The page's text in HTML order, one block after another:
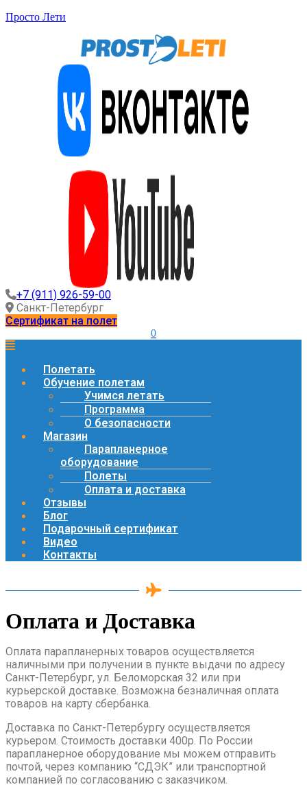
Просто Лети
+7 (911) 926-59-00
Санкт-Петербург
Сертификат на полет
0
Полетать
Обучение полетам
Учимся летать
Программа
О безопасности
Магазин
Парапланерное
оборудование
Полеты
Оплата и доставка
Отзывы
Блог
Подарочный сертификат
Видео
Контакты
Оплата и Доставка
Оплата парапланерных товаров осуществляется
наличными при получении в пункте выдачи по адресу
Санкт-Петербург, ул. Беломорская 32 или при
курьерской доставке. Возможна безналичная оплата
товаров на карту сбербанка.
Доставка по Санкт-Петербургу осуществляется
курьером. Стоимость доставки 400р. По России
парапланерное оборудование мы можем отправить
почтой, через компанию “СДЭК” или транспортной
компанией по согласованию с заказчиком.